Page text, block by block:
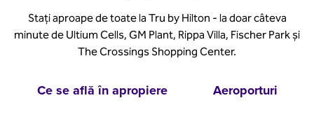
Stați aproape de toate la Tru by Hilton - la doar câteva
minute de Ultium Cells, GM Plant, Rippa Villa, Fischer Park și
The Crossings Shopping Center.
Ce se află în apropiere Aeroporturi